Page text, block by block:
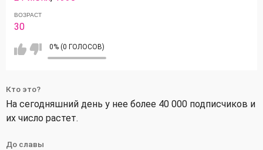
ВОЗРАСТ
30
0% (0 ГОЛОСОВ)
Кто это?
На сегодняшний день у нее более 40 000 подписчиков и
их число растет.
До славы